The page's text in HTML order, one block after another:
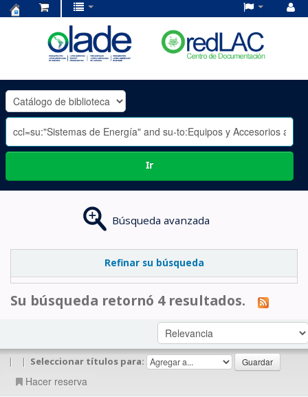
OLADE
-
Ir
Búsqueda avanzada
Refinar su búsqueda
Su búsqueda retornó 4 resultados.
| | Seleccionar títulos para:
Hacer reserva